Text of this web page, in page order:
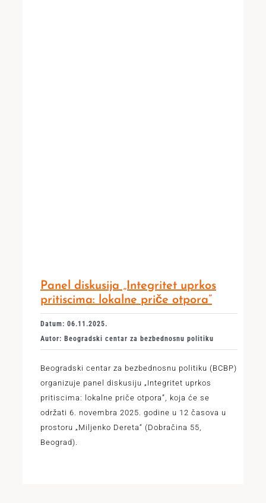
Panel diskusija „Integritet uprkos
pritiscima: lokalne priče otpora”
Datum: 06.11.2025.
Autor: Beogradski centar za bezbednosnu politiku
Beogradski centar za bezbednosnu politiku (BCBP)
organizuje panel diskusiju „Integritet uprkos
pritiscima: lokalne priče otpora”, koja će se
održati 6. novembra 2025. godine u 12 časova u
prostoru „Miljenko Dereta“ (Dobračina 55,
Beograd).